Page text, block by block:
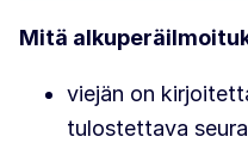
Mitä
viejän on
tulostettava